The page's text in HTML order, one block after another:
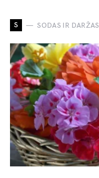
S SODAS IR DARŽAS